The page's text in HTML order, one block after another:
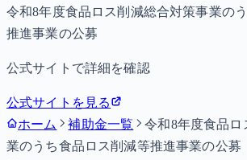
令和8年度食品ロス削減総合対策事業の
推進事業の公募
公式サイトで詳細を確認
公式サイトを見る
ホーム
補助金一覧
令和8年度食品
業のうち食品ロス削減等推進事業の公募